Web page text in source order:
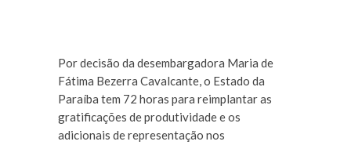
Por decisão da desembargadora Maria de
Fátima Bezerra Cavalcante, o Estado da
Paraíba tem 72 horas para reimplantar as
gratificações de produtividade e os
adicionais de representação nos